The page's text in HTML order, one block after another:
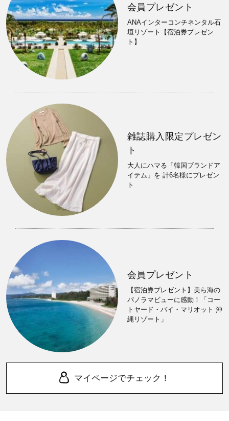
会員プレゼント
ANAインターコンチネンタル石
垣リゾート【宿泊券プレゼン
ト】
雑誌購入限定プレゼン
ト
大人にハマる「韓国ブランドア
イテム」を 計6名様にプレゼン
ト
会員プレゼント
【宿泊券プレゼント】美ら海の
パノラマビューに感動！「コー
トヤード・バイ・マリオット 沖
縄リゾート」
マイページでチェック！